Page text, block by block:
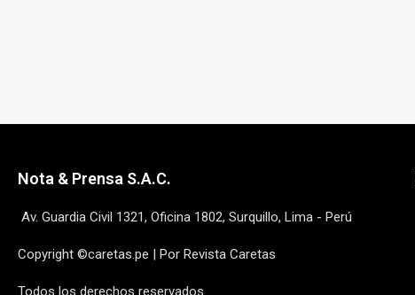
Nota & Prensa S.A.C.
Av. Guardia Civil 1321, Oficina 1802, Surquillo, Lima - Perú
Copyright ©caretas.pe | Por Revista Caretas
Todos los derechos reservados